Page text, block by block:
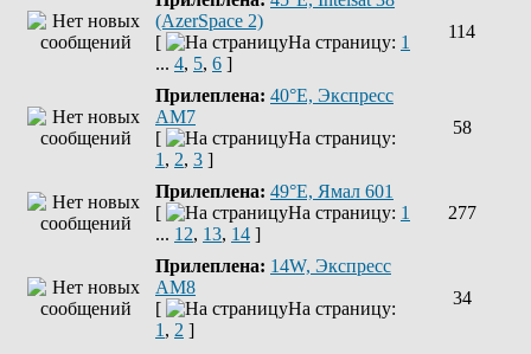
(AzerSpace 2)
[
На страницу: 1
... 4, 5, 6 ]
114
Прилеплена: 40°E, Экспресс
AM7
[
На страницу:
1 , 2, 3 ]
58
Прилеплена: 49°E, Ямал 601
[
На страницу: 1
... 12, 13, 14 ]
277
Прилеплена: 14W, Экспресс
АМ8
[
На страницу:
1 , 2 ]
34